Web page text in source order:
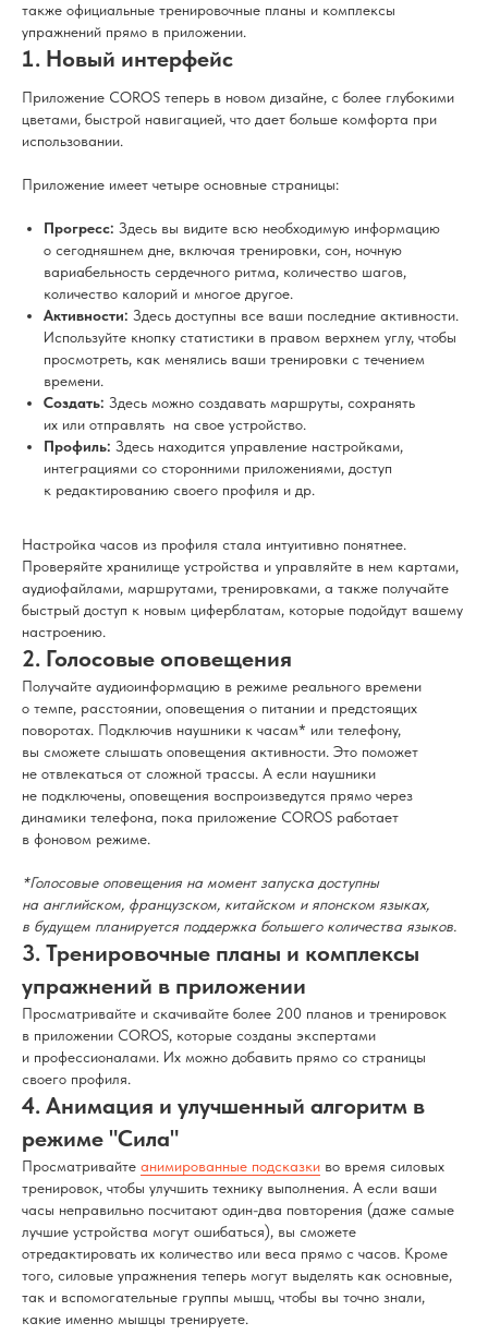
также официальные тренировочные планы и комплексы
упражнений прямо в приложении.
Новый интерфейс
Приложение COROS теперь в новом дизайне, с более глубокими
цветами, быстрой навигацией, что дает больше комфорта при
использовании.
Приложение имеет четыре основные страницы:
Прогресс: Здесь вы видите всю необходимую информацию
о сегодняшнем дне, включая тренировки, сон, ночную
вариабельность сердечного ритма, количество шагов,
количество калорий и многое другое.
Активности: Здесь доступны все ваши последние активности.
Используйте кнопку статистики в правом верхнем углу, чтобы
просмотреть, как менялись ваши тренировки с течением
времени.
Создать: Здесь можно создавать маршруты, сохранять
их или отправлять на свое устройство.
Профиль: Здесь находится управление настройками,
интеграциями со сторонними приложениями, доступ
к редактированию своего профиля и др.
Настройка часов из профиля стала интуитивно понятнее.
Проверяйте хранилище устройства и управляйте в нем картами,
аудиофайлами, маршрутами, тренировками, а также получайте
быстрый доступ к новым циферблатам, которые подойдут вашему
настроению.
2. Голосовые оповещения
Получайте аудиоинформацию в режиме реального времени
о темпе, расстоянии, оповещения о питании и предстоящих
поворотах. Подключив наушники к часам* или телефону,
вы сможете слышать оповещения активности. Это поможет
не отвлекаться от сложной трассы. А если наушники
не подключены, оповещения воспроизведутся прямо через
динамики телефона, пока приложение COROS работает
в фоновом режиме.
*Голосовые оповещения на момент запуска доступны
на английском, французском, китайском и японском языках,
в будущем планируется поддержка большего количества языков.
3. Тренировочные планы и комплексы
упражнений в приложении
Просматривайте и скачивайте более 200 планов и тренировок
в приложении COROS, которые созданы экспертами
и профессионалами. Их можно добавить прямо со страницы
своего профиля.
4. Анимация и улучшенный алгоритм в
режиме "Сила"
Просматривайте анимированные подсказки во время силовых
тренировок, чтобы улучшить технику выполнения. А если ваши
часы неправильно посчитают один-два повторения (даже самые
лучшие устройства могут ошибаться), вы сможете
отредактировать их количество или веса прямо с часов. Кроме
того, силовые упражнения теперь могут выделять как основные,
так и вспомогательные группы мышц, чтобы вы точно знали,
какие именно мышцы тренируете.